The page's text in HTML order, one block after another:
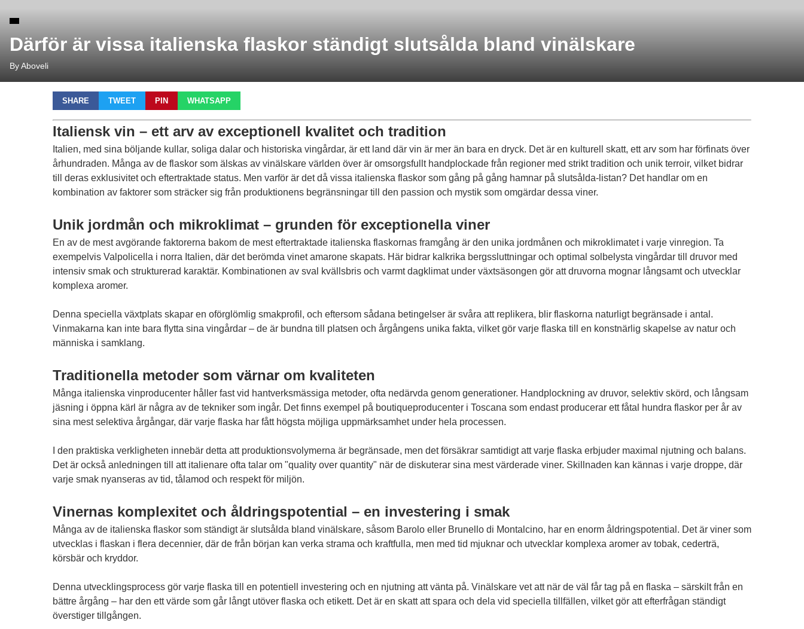
Därför är vissa italienska flaskor ständigt slutsålda bland vinälskare
By Aboveli
SHARE TWEET PIN WHATSAPP
Italiensk vin – ett arv av exceptionell kvalitet och tradition
Italien, med sina böljande kullar, soliga dalar och historiska vingårdar, är ett land där vin är mer än bara en dryck. Det är en kulturell skatt, ett arv som har förfinats över
århundraden. Många av de flaskor som älskas av vinälskare världen över är omsorgsfullt handplockade från regioner med strikt tradition och unik terroir, vilket bidrar
till deras exklusivitet och eftertraktade status. Men varför är det då vissa italienska flaskor som gång på gång hamnar på slutsålda-listan? Det handlar om en
kombination av faktorer som sträcker sig från produktionens begränsningar till den passion och mystik som omgärdar dessa viner.
Unik jordmån och mikroklimat – grunden för exceptionella viner
En av de mest avgörande faktorerna bakom de mest eftertraktade italienska flaskornas framgång är den unika jordmånen och mikroklimatet i varje vinregion. Ta
exempelvis Valpolicella i norra Italien, där det berömda vinet amarone skapats. Här bidrar kalkrika bergssluttningar och optimal solbelysta vingårdar till druvor med
intensiv smak och strukturerad karaktär. Kombinationen av sval kvällsbris och varmt dagklimat under växtsäsongen gör att druvorna mognar långsamt och utvecklar
komplexa aromer.
Denna speciella växtplats skapar en oförglömlig smakprofil, och eftersom sådana betingelser är svåra att replikera, blir flaskorna naturligt begränsade i antal.
Vinmakarna kan inte bara flytta sina vingårdar – de är bundna till platsen och årgångens unika fakta, vilket gör varje flaska till en konstnärlig skapelse av natur och
människa i samklang.
Traditionella metoder som värnar om kvaliteten
Många italienska vinproducenter håller fast vid hantverksmässiga metoder, ofta nedärvda genom generationer. Handplockning av druvor, selektiv skörd, och långsam
jäsning i öppna kärl är några av de tekniker som ingår. Det finns exempel på boutiqueproducenter i Toscana som endast producerar ett fåtal hundra flaskor per år av
sina mest selektiva årgångar, där varje flaska har fått högsta möjliga uppmärksamhet under hela processen.
I den praktiska verkligheten innebär detta att produktionsvolymerna är begränsade, men det försäkrar samtidigt att varje flaska erbjuder maximal njutning och balans.
Det är också anledningen till att italienare ofta talar om "quality over quantity" när de diskuterar sina mest värderade viner. Skillnaden kan kännas i varje droppe, där
varje smak nyanseras av tid, tålamod och respekt för miljön.
Vinernas komplexitet och åldringspotential – en investering i smak
Många av de italienska flaskor som ständigt är slutsålda bland vinälskare, såsom Barolo eller Brunello di Montalcino, har en enorm åldringspotential. Det är viner som
utvecklas i flaskan i flera decennier, där de från början kan verka strama och kraftfulla, men med tid mjuknar och utvecklar komplexa aromer av tobak, cederträ,
körsbär och kryddor.
Denna utvecklingsprocess gör varje flaska till en potentiell investering och en njutning att vänta på. Vinälskare vet att när de väl får tag på en flaska – särskilt från en
bättre årgång – har den ett värde som går långt utöver flaska och etikett. Det är en skatt att spara och dela vid speciella tillfällen, vilket gör att efterfrågan ständigt
överstiger tillgången.